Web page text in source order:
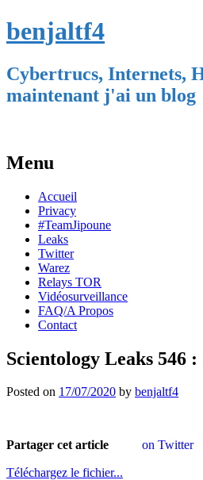
benjaltf4
Cybertrucs, Internets,
maintenant j'ai un blog
Menu
Skip
content
Accueil
Privacy
#TeamJipoune
Leaks
Twitter
Warez
Relays TOR
Vidéosurveillance
FAQ/A Propos
Contact
Scientology Leaks 546
Posted on 17/07/2020 by benjaltf4
Partager cet article on Twitter
Téléchargez le fichier...